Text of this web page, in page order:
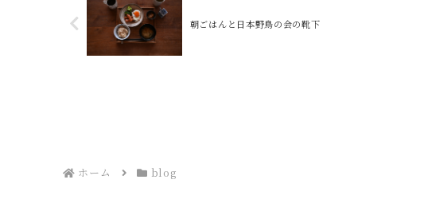
朝ごはんと日本野鳥の会の靴下
ホーム blog